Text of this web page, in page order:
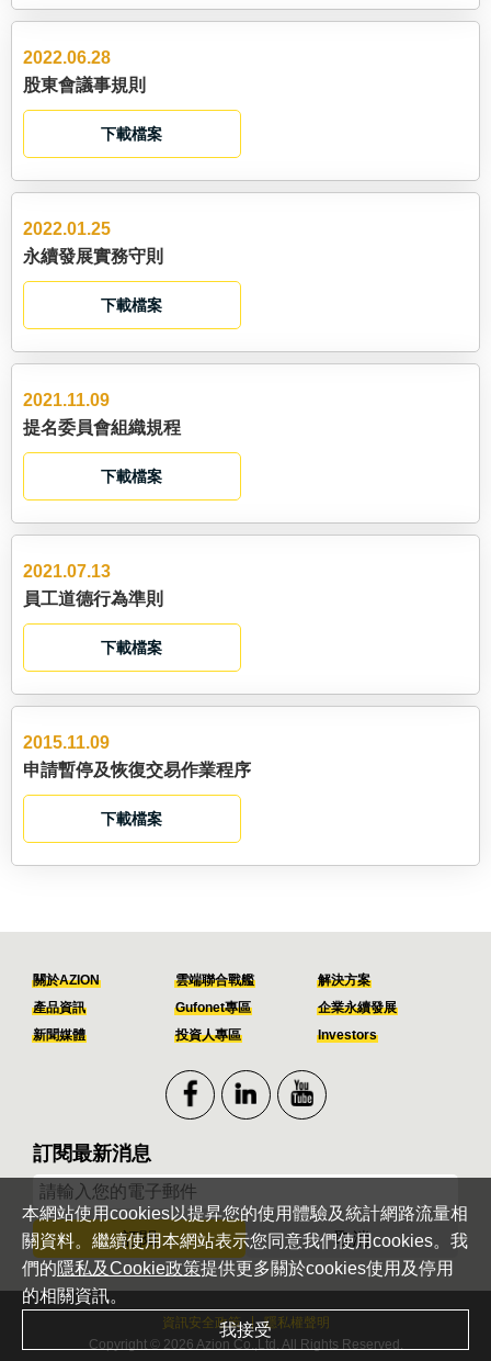
2022.06.28
股東會議事規則
下載檔案
2022.01.25
永續發展實務守則
下載檔案
2021.11.09
提名委員會組織規程
下載檔案
2021.07.13
員工道德行為準則
下載檔案
2015.11.09
申請暫停及恢復交易作業程序
下載檔案
關於AZION 雲端聯合戰艦
解決方案
產品資訊
Gufonet專區
企業永續發展
新聞媒體
投資人專區 Investors
訂閱最新消息
訂閱 取消
資訊安全政策
隱私權聲明
Copyright © 2026 Azion Co.,Ltd. All Rights Reserved.
本網站使用cookies以提昇您的使用體驗及統計網路流量相
關資料。繼續使用本網站表示您同意我們使用cookies。我
們的隱私及Cookie政策提供更多關於cookies使用及停用
的相關資訊。
我接受